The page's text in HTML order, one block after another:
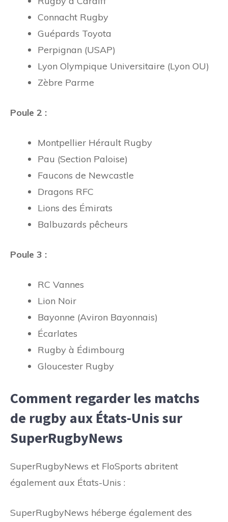
Connacht Rugby
Guépards Toyota
Perpignan (USAP)
Lyon Olympique Universitaire (Lyon OU)
Zèbre Parme
Poule 2 :
Montpellier Hérault Rugby
Pau (Section Paloise)
Faucons de Newcastle
Dragons RFC
Lions des Émirats
Balbuzards pêcheurs
Poule 3 :
RC Vannes
Lion Noir
Bayonne (Aviron Bayonnais)
Écarlates
Rugby à Édimbourg
Gloucester Rugby
Comment regarder les matchs
de rugby aux États-Unis sur
SuperRugbyNews
SuperRugbyNews et FloSports abritent
également aux États-Unis :
SuperRugbyNews héberge également des